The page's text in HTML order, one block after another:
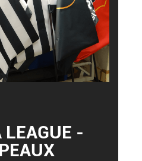
LEAGUE -